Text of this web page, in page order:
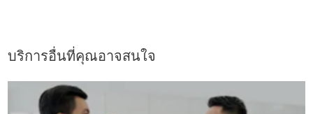
บริการอื่นที่คุณอาจสนใจ